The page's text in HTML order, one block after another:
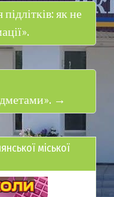
як не
→
міської